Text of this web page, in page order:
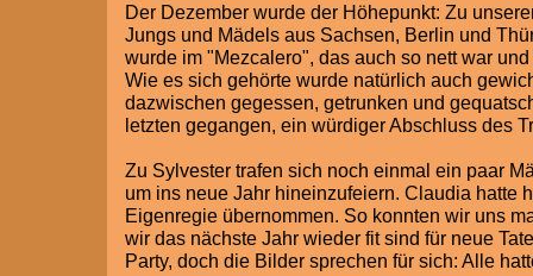
Der Dezember wurde der Höhepunkt: Zu
Jungs und Mädels aus Sachsen, Berlin und
wurde im "Mezcalero", das auch so nett war
Wie es sich gehörte wurde natürlich auch
dazwischen gegessen, getrunken und
letzten gegangen, ein würdiger Abschluss des
Zu Sylvester trafen sich noch einmal ein paar
um ins neue Jahr hineinzufeiern. Claudia hatte
Eigenregie übernommen. So konnten wir uns
wir das nächste Jahr wieder fit sind für neue
Party, doch die Bilder sprechen für sich: Alle